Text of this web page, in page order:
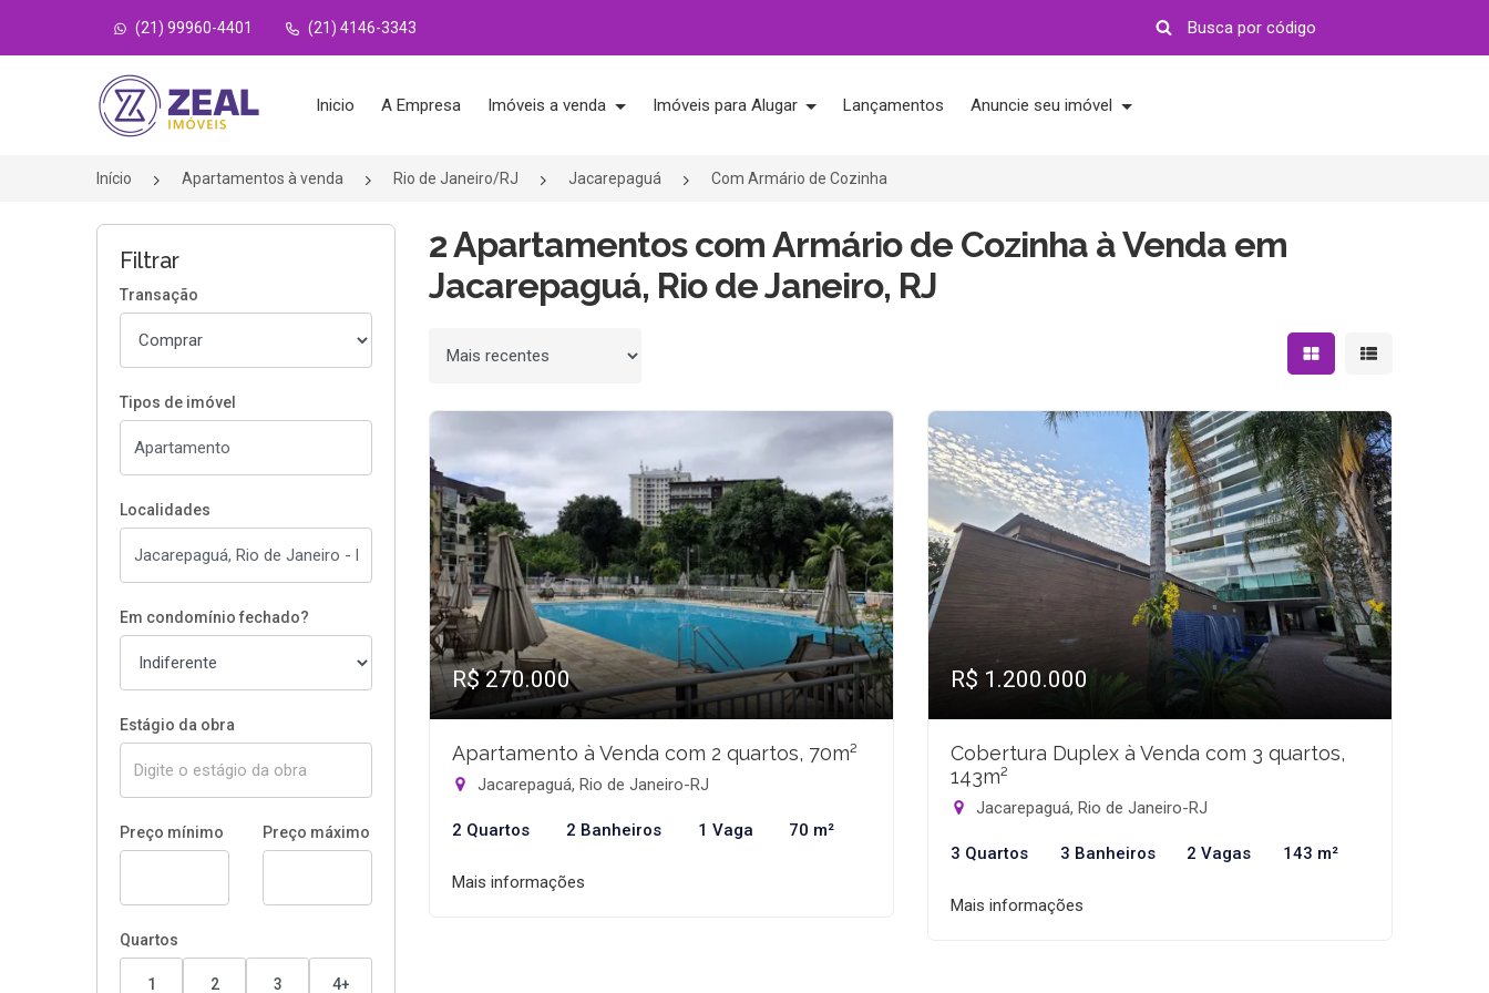
(21) 99960-4401 (21) 4146-3343
Página inicial
Inicio A Empresa Imóveis a venda Imóveis para Alugar Lançamentos Anuncie seu imóvel
Início Apartamentos à venda Rio de Janeiro/RJ Jacarepaguá Com Armário de Cozinha
Filtrar
Transação
Tipos de imóvel
Localidades
Em condomínio fechado?
Estágio da obra
Preço mínimo Preço máximo
Quartos
1 2 3 4+
2 Apartamentos com Armário de Cozinha à Venda em
Jacarepaguá, Rio de Janeiro, RJ
Ordenar por Mostrar resultados em
Mostrar
R$ 270.000
Apartamento à Venda com 2 quartos, 70m²
Jacarepaguá, Rio de Janeiro-RJ
2 Quartos 2 Banheiros 1 Vaga 70 m²
Mais informações
R$ 1.200.000
Cobertura Duplex à Venda com 3 quartos,
143m²
Jacarepaguá, Rio de Janeiro-RJ
3 Quartos 3 Banheiros 2 Vagas 143 m²
Mais informações